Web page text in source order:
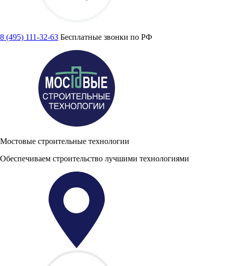
8 (495) 111-32-63 Бесплатные звонки по РФ
Мостовые строительные технологии
Обеспечиваем строительство лучшими технологиями